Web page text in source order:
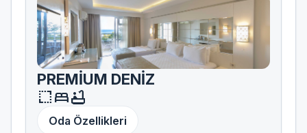
PREMİUM DENİZ
resizebedbathtub
Oda Özellikleri